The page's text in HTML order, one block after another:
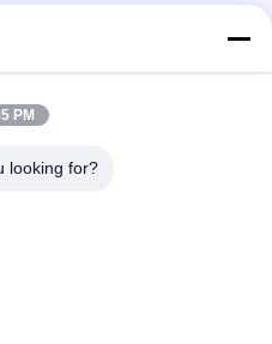
라벨
플라스크 라벨
화작용 주문 제작된 브랜드와 광
PM
looking for?